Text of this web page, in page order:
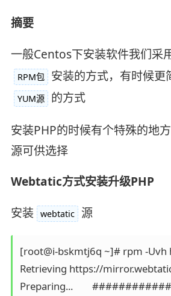
摘要
一般Centos下安装软件我们采
RPM包 安装的方式，有时候更
YUM源 的方式
安装PHP的时候有个特殊的地
源可供选择
Webtatic方式安装升级PHP
安装 webtatic 源
[root@i-bskmtj6q ~]# rpm -
Retrieving https://
Preparing...